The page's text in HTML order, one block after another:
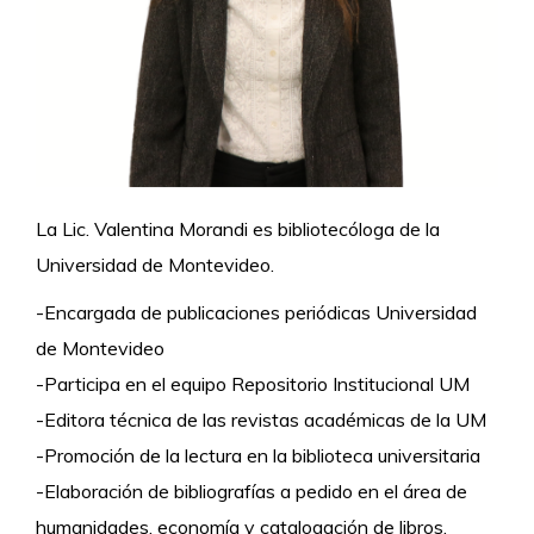
La Lic. Valentina Morandi es bibliotecóloga de la
Universidad de Montevideo.
-Encargada de publicaciones periódicas Universidad
de Montevideo
-Participa en el equipo Repositorio Institucional UM
-Editora técnica de las revistas académicas de la UM
-Promoción de la lectura en la biblioteca universitaria
-Elaboración de bibliografías a pedido en el área de
humanidades, economía y catalogación de libros.